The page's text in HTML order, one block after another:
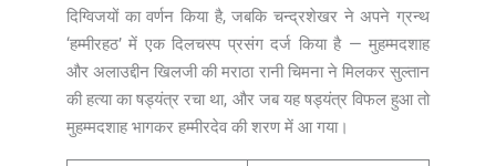
दिग्विजयों का वर्णन किया है, जबकि चन्द्रशेखर ने अपने ग्रन्थ
‘हम्मीरहठ’ में एक दिलचस्प प्रसंग दर्ज किया है — मुहम्मदशाह
और अलाउद्दीन खिलजी की मराठा रानी चिमना ने मिलकर सुल्तान
की हत्या का षड्यंत्र रचा था, और जब यह षड्यंत्र विफल हुआ तो
मुहम्मदशाह भागकर हम्मीरदेव की शरण में आ गया।